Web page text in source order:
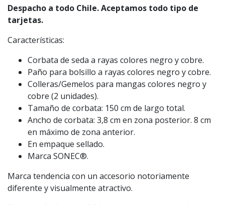
Despacho a todo Chile. Aceptamos todo tipo de
tarjetas.
Características:
Corbata de seda a rayas colores negro y cobre.
Paño para bolsillo a rayas colores negro y cobre.
Colleras/Gemelos para mangas colores negro y
cobre (2 unidades).
Tamaño de corbata: 150 cm de largo total.
Ancho de corbata: 3,8 cm en zona posterior. 8 cm
en máximo de zona anterior.
En empaque sellado.
Marca SONEC®.
Marca tendencia con un accesorio notoriamente
diferente y visualmente atractivo.